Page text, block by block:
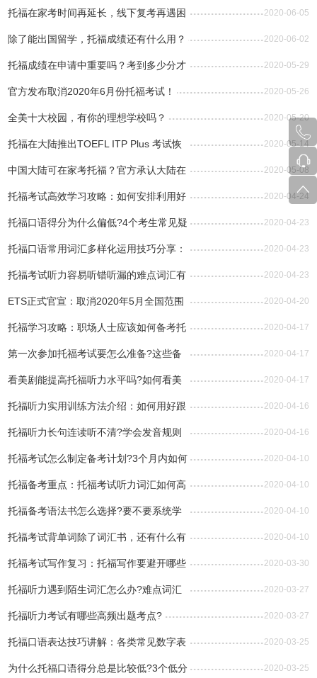
30日
托福在家考时间再延长，线下复考再遇困
难？
2020-06-05
除了能出国留学，托福成绩还有什么用？ 2020-06-02
托福成绩在申请中重要吗？考到多少分才
算好？
2020-05-29
官方发布取消2020年6月份托福考试！ 2020-05-26
全美十大校园，有你的理想学校吗？ 2020-05-20
托福在大陆推出TOEFL ITP Plus 考试恢
复前挑战自我
2020-05-14
中国大陆可在家考托福？官方承认大陆在
家考托成绩
2020-05-08
托福考试高效学习攻略：如何安排利用好
每天的备考碎片时间?
2020-04-24
托福口语得分为什么偏低?4个考生常见疑
问解答
2020-04-23
托福口语常用词汇多样化运用技巧分享：
pardon的用法有几种?
2020-04-23
托福考试听力容易听错听漏的难点词汇有
哪些?
2020-04-23
ETS正式官宣：取消2020年5月全国范围
内托福考试!
2020-04-20
托福学习攻略：职场人士应该如何备考托
福考试?
2020-04-17
第一次参加托福考试要怎么准备?这些备
考要点不能错过!
2020-04-17
看美剧能提高托福听力水平吗?如何看美
剧才能提升听力能力?
2020-04-17
托福听力实用训练方法介绍：如何用好跟
读练习法提升成绩?
2020-04-16
托福听力长句连读听不清?学会发音规则
合理训练就能轻松应对
2020-04-16
托福考试怎么制定备考计划?3个月内如何
提升成绩?
2020-04-10
托福备考重点：托福考试听力词汇如何高
效记忆?
2020-04-10
托福备考语法书怎么选择?要不要系统学
习语法?
2020-04-10
托福考试背单词除了词汇书，还有什么有
效方法?
2020-04-10
托福考试写作复习：托福写作要避开哪些
误区?
2020-03-30
托福听力遇到陌生词汇怎么办?难点词汇
应对策略总结!
2020-03-27
托福听力考试有哪些高频出题考点? 2020-03-27
托福口语表达技巧讲解：各类常见数字表
述例句整理汇总
2020-03-25
为什么托福口语得分总是比较低?3个低分 2020-03-25